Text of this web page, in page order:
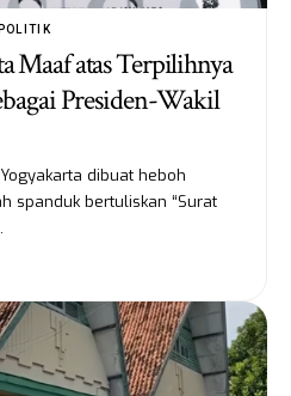
POLITIK
atas Terpilihnya
Presiden-Wakil
dibuat heboh
spanduk bertuliskan “Surat